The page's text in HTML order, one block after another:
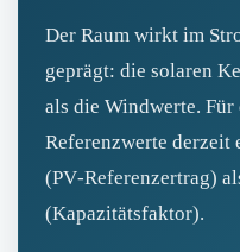
Der Raum wirkt im
geprägt: die solaren
als die Windwerte.
Referenzwerte derzeit
(PV‑Referenzertrag)
(Kapazitätsfaktor).